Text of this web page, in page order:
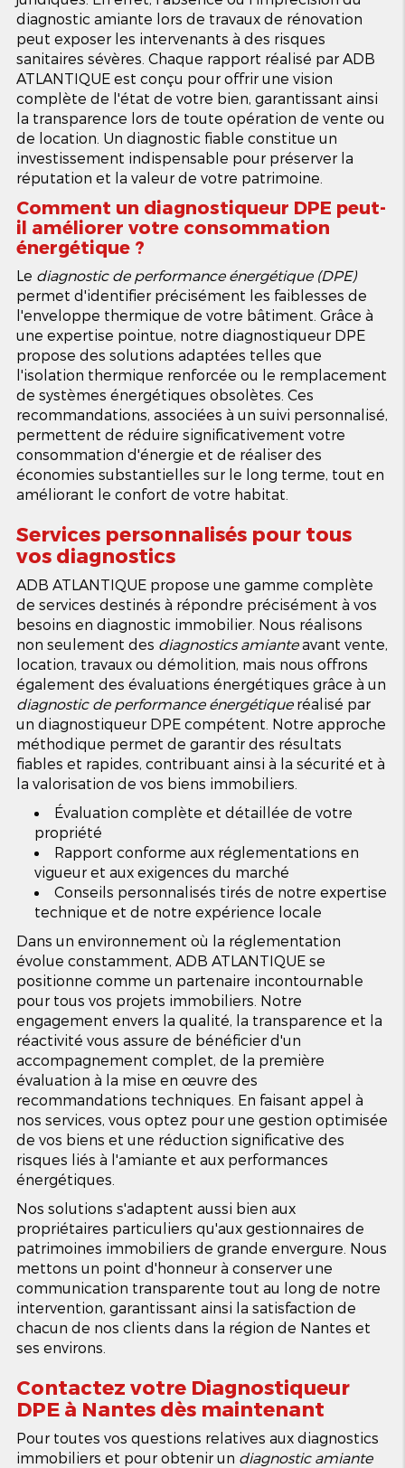
diagnostic amiante lors de travaux de rénovation
peut exposer les intervenants à des risques
sanitaires sévères. Chaque rapport réalisé par ADB
ATLANTIQUE est conçu pour offrir une vision
complète de l'état de votre bien, garantissant ainsi
la transparence lors de toute opération de vente ou
de location. Un diagnostic fiable constitue un
investissement indispensable pour préserver la
réputation et la valeur de votre patrimoine.
Comment un diagnostiqueur DPE peut-
il améliorer votre consommation
énergétique ?
Le diagnostic de performance énergétique (DPE)
permet d'identifier précisément les faiblesses de
l'enveloppe thermique de votre bâtiment. Grâce à
une expertise pointue, notre diagnostiqueur DPE
propose des solutions adaptées telles que
l'isolation thermique renforcée ou le remplacement
de systèmes énergétiques obsolètes. Ces
recommandations, associées à un suivi personnalisé,
permettent de réduire significativement votre
consommation d'énergie et de réaliser des
économies substantielles sur le long terme, tout en
améliorant le confort de votre habitat.
Services personnalisés pour tous
vos diagnostics
ADB ATLANTIQUE propose une gamme complète
de services destinés à répondre précisément à vos
besoins en diagnostic immobilier. Nous réalisons
non seulement des diagnostics amianteavant vente,
location, travaux ou démolition, mais nous offrons
également des évaluations énergétiques grâce à un
diagnostic de performance énergétiqueréalisé par
un diagnostiqueur DPE compétent. Notre approche
méthodique permet de garantir des résultats
fiables et rapides, contribuant ainsi à la sécurité et à
la valorisation de vos biens immobiliers.
Évaluation complète et détaillée de votre
propriété
Rapport conforme aux réglementations en
vigueur et aux exigences du marché
Conseils personnalisés tirés de notre expertise
technique et de notre expérience locale
Dans un environnement où la réglementation
évolue constamment, ADB ATLANTIQUE se
positionne comme un partenaire incontournable
pour tous vos projets immobiliers. Notre
engagement envers la qualité, la transparence et la
réactivité vous assure de bénéficier d'un
accompagnement complet, de la première
évaluation à la mise en œuvre des
recommandations techniques. En faisant appel à
nos services, vous optez pour une gestion optimisée
de vos biens et une réduction significative des
risques liés à l'amiante et aux performances
énergétiques.
Nos solutions s'adaptent aussi bien aux
propriétaires particuliers qu'aux gestionnaires de
patrimoines immobiliers de grande envergure. Nous
mettons un point d'honneur à conserver une
communication transparente tout au long de notre
intervention, garantissant ainsi la satisfaction de
chacun de nos clients dans la région de Nantes et
ses environs.
Contactez votre Diagnostiqueur
DPE à Nantesdès maintenant
Pour toutes vos questions relatives aux diagnostics
immobiliers et pour obtenir un diagnostic amiante